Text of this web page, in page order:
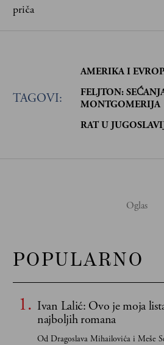
priča
TAGOVI:
AMERIKA I
FELJTON:
MONTGOMERIJA
RAT U
POPULARNO
Ivan Lalić: Ovo je moja
najboljih romana
Od Dragoslava Mihailovića i Meše